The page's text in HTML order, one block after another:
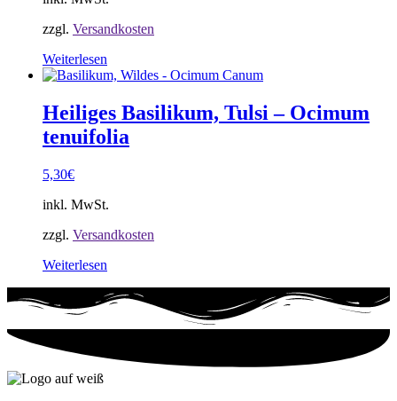
zzgl. Versandkosten
Weiterlesen
Heiliges Basilikum, Tulsi – Ocimum
tenuifolia
5,30€
inkl. MwSt.
zzgl. Versandkosten
Weiterlesen